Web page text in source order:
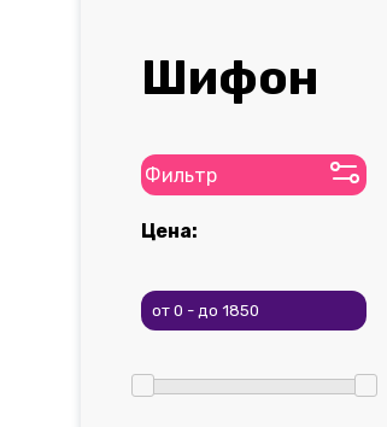
Шифон
Фильтр
Цена: